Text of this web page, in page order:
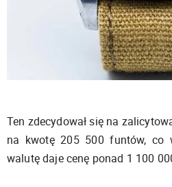
Ten zdecydował się na
na kwotę 205 500 funtów, co
walutę daje cenę ponad 1 100